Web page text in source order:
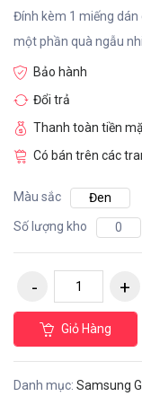
Đính kèm 1 miếng
một phần quà ngẫu
Bảo hành
Đổi trả
Thanh toàn tiền
Có bán trên các
Màu sắc
Đen
Số lượng kho
0
Giỏ Hàng
Danh mục: Samsung